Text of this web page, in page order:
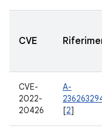
CVE
CVE-
2022-
20426
A-
[2]